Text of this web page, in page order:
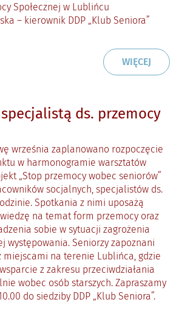
Społecznej w Lublińcu
– kierownik DDP „Klub Seniora”
CZYTAJ
WIĘCEJ O:
ds. przemocy
września zaplanowano rozpoczęcie
w harmonogramie warsztatów
„Stop przemocy wobec seniorów”
socjalnych, specjalistów ds.
Spotkania z nimi uposażą
na temat form przemocy oraz
sobie w sytuacji zagrożenia
występowania. Seniorzy zapoznani
miejscami na terenie Lublińca, gdzie
z zakresu przeciwdziałania
wobec osób starszych. Zapraszamy
do siedziby DDP „Klub Seniora”.